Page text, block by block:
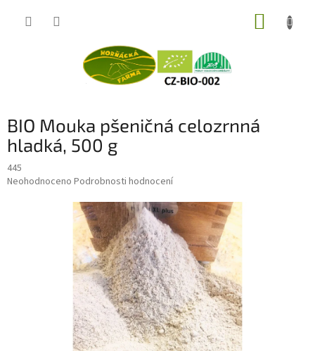
BIO Mouka pšeničná celozrnná
hladká, 500 g
445
Průměrné
Neohodnoceno Podrobnosti hodnocení